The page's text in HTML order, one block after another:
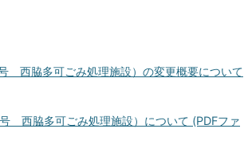
西脇多可ごみ処理施設）の変更概要について
西脇多可ごみ処理施設）について (PDFファ